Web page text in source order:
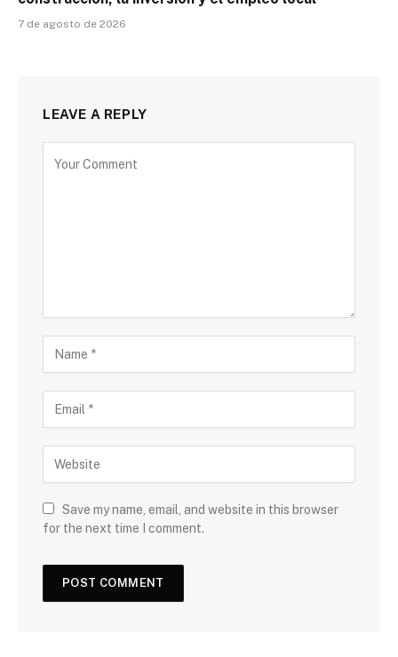
7 de agosto de 2026
LEAVE A REPLY
Save my name, email, and website in this browser
for the next time I comment.